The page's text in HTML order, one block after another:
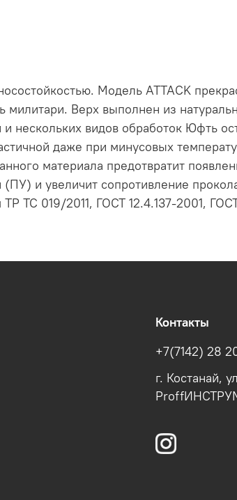
Модель ATTACK
милитари. Верх выполнен из
видов обработок Юфть
даже при минусовых
материала предотвратит
и увеличит сопротивление
ТС 019/2011, ГОСТ 12.4.137-2001,
Контакты
+7(7142) 28
г. Костанай,